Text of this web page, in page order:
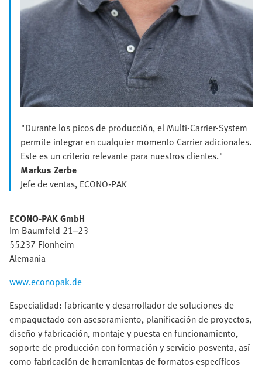
"Durante los picos de producción, el Multi-Carrier-System
permite integrar en cualquier momento Carrier adicionales.
Este es un criterio relevante para nuestros clientes."
Markus Zerbe
Jefe de ventas, ECONO-PAK
ECONO-PAK GmbH
Im Baumfeld 21–23
55237 Flonheim
Alemania
www.econopak.de
Especialidad: fabricante y desarrollador de soluciones de
empaquetado con asesoramiento, planificación de proyectos,
diseño y fabricación, montaje y puesta en funcionamiento,
soporte de producción con formación y servicio posventa, así
como fabricación de herramientas de formatos específicos